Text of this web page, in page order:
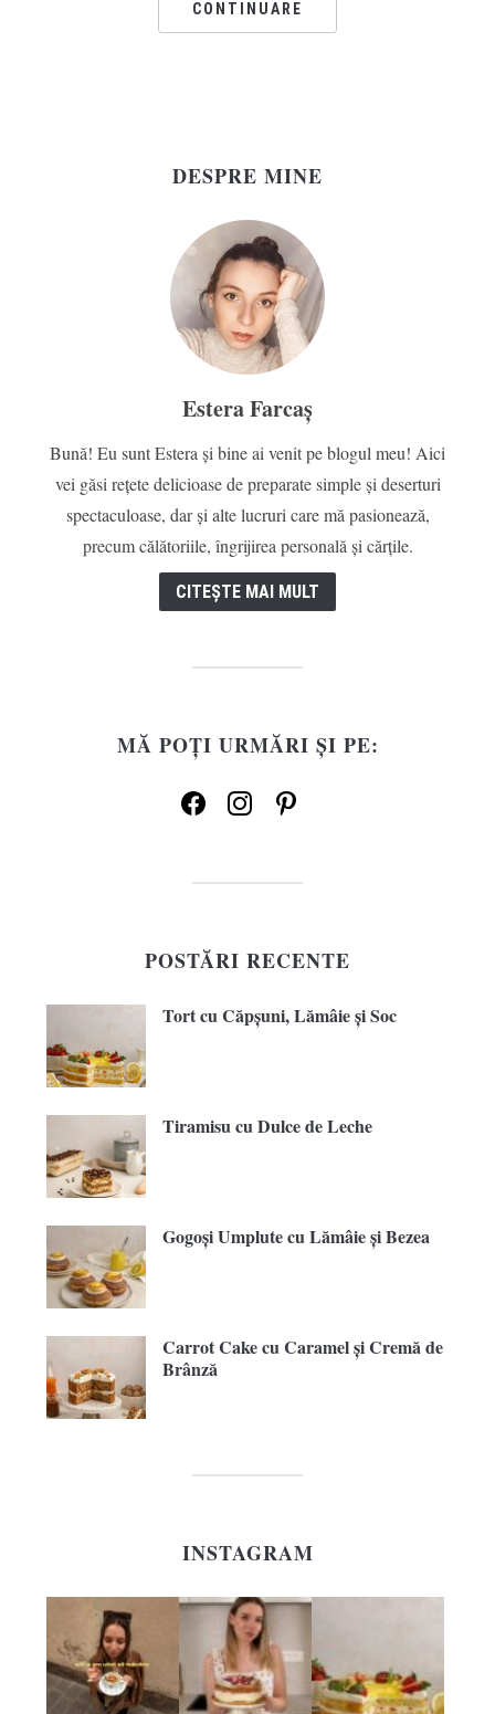
CONTINUARE
DESPRE MINE
Estera Farcaș
Bună! Eu sunt Estera și bine ai venit pe blogul meu! Aici
vei găsi rețete delicioase de preparate simple și deserturi
spectaculoase, dar și alte lucruri care mă pasionează,
precum călătoriile, îngrijirea personală și cărțile.
CITEȘTE MAI MULT
MĂ POȚI URMĂRI ȘI PE:
facebookinstagrampinterest
POSTĂRI RECENTE
Tort cu Căpșuni, Lămâie și Soc
Tiramisu cu Dulce de Leche
Gogoși Umplute cu Lămâie și Bezea
Carrot Cake cu Caramel și Cremă de
Brânză
INSTAGRAM